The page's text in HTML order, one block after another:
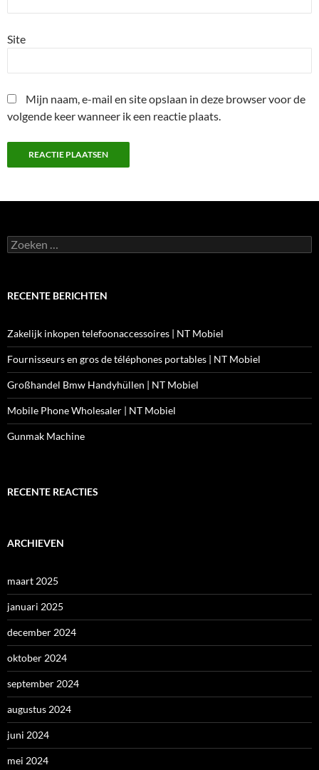
Site
Mijn naam, e-mail en site opslaan in deze browser voor de
volgende keer wanneer ik een reactie plaats.
Zoeken
naar:
RECENTE BERICHTEN
Zakelijk inkopen telefoonaccessoires | NT Mobiel
Fournisseurs en gros de téléphones portables | NT Mobiel
Großhandel Bmw Handyhüllen | NT Mobiel
Mobile Phone Wholesaler | NT Mobiel
Gunmak Machine
RECENTE REACTIES
ARCHIEVEN
maart 2025
januari 2025
december 2024
oktober 2024
september 2024
augustus 2024
juni 2024
mei 2024